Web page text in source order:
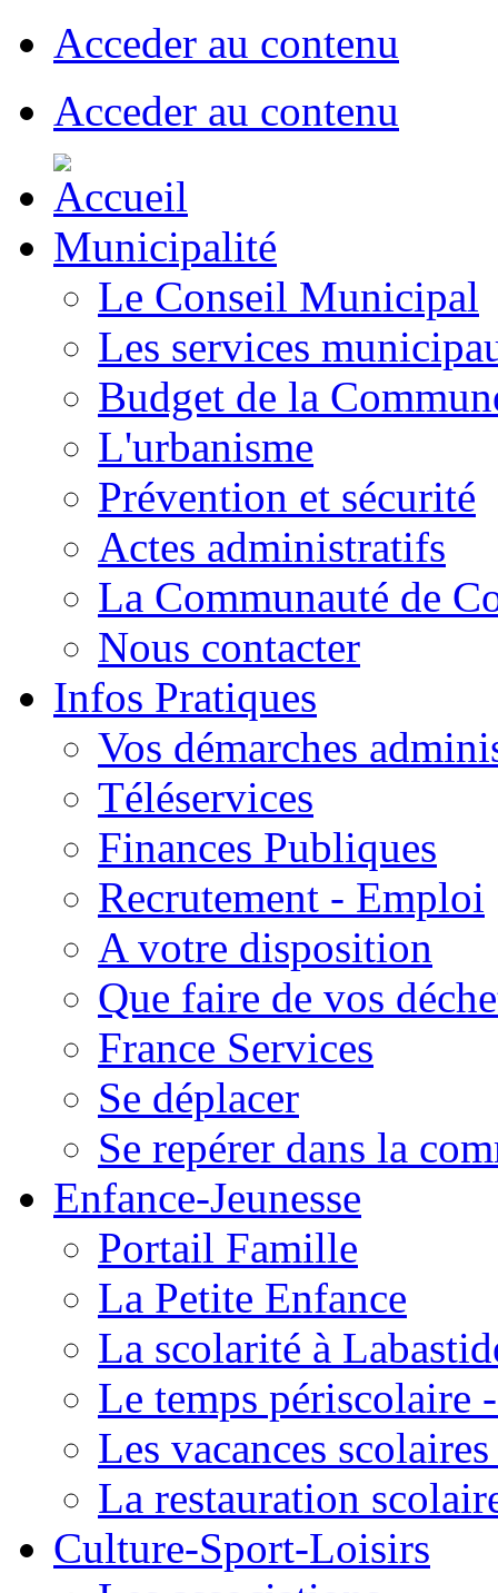
Acceder au contenu
Acceder au contenu
Municipalité
Le Conseil Municipal
Les services
Budget de la
L'urbanisme
Prévention et sécurité
Actes administratifs
La Communauté de
Nous contacter
Infos Pratiques
Vos démarches
Téléservices
Finances Publiques
Recrutement - Emploi
A votre disposition
Que faire de vos
France Services
Se déplacer
Se repérer dans la
Enfance-Jeunesse
Portail Famille
La Petite Enfance
La scolarité à
Le temps périscolaire
Les vacances
La restauration
Culture-Sport-Loisirs